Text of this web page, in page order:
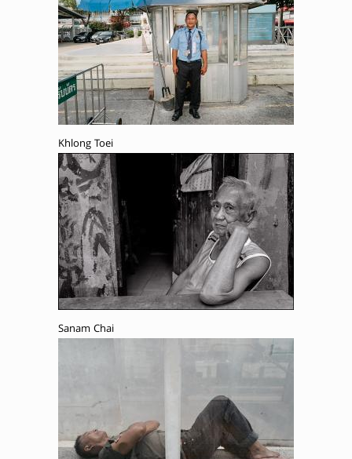
Khlong Toei
Sanam Chai